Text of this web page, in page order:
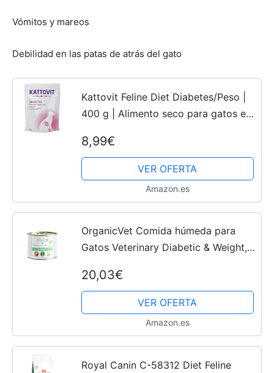
Vómitos y mareos
Debilidad en las patas de atrás del gato
Kattovit Feline Diet Diabetes/Peso |
400 g | Alimento seco para gatos en
calorías | Alto contenido en proteínas
para...
8,99€
VER OFERTA
Amazon.es
OrganicVet Comida húmeda para
Gatos Veterinary Diabetic & Weight, 6
20,03€
VER OFERTA
Amazon.es
Royal Canin C-58312 Diet Feline